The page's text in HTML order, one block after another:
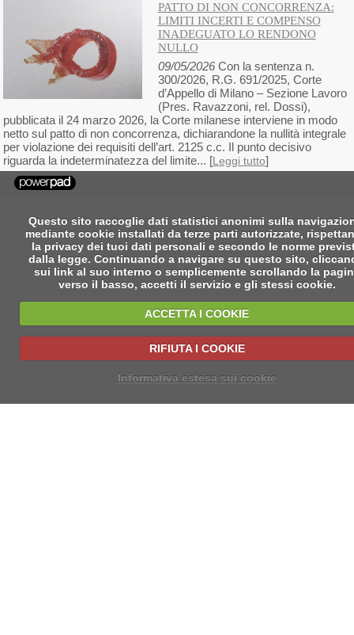
PATTO DI NON CONCORRENZA:
LIMITI INCERTI E COMPENSO
INADEGUATO LO RENDONO
NULLO
09/05/2026Con la sentenza n.
300/2026, R.G. 691/2025, Corte
d’Appello di Milano – Sezione Lavoro
(Pres. Ravazzoni, rel. Dossi),
pubblicata il 24 marzo 2026, la Corte milanese interviene in modo
netto sul patto di non concorrenza, dichiarandone la nullità integrale
per violazione dei requisiti dell’art. 2125 c.c. Il punto decisivo
riguarda la indeterminatezza del limite... [Leggi tutto]
Questo sito raccoglie dati statistici anonimi sulla
mediante cookie installati da terze parti autorizzate,
la privacy dei tuoi dati personali e secondo le norme
dalla legge. Continuando a navigare su questo sito,
sui link al suo interno o semplicemente scrollando la
verso il basso, accetti il servizio e gli stessi cookie.
ACCETTA I COOKIE
RIFIUTA I COOKIE
Informativa estesa sui cookie